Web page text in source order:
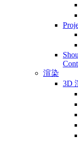
渲染
3D